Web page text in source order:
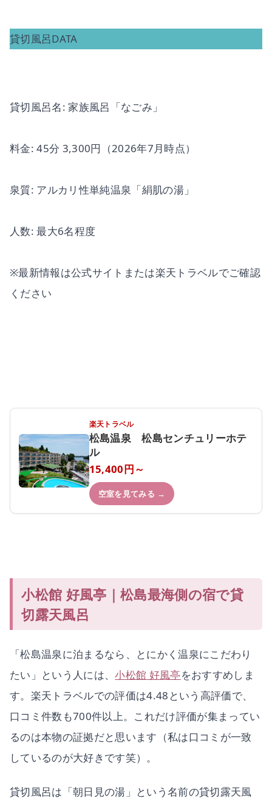
貸切風呂DATA
貸切風呂名: 家族風呂「なごみ」
料金: 45分 3,300円（2026年7月時点）
泉質: アルカリ性単純温泉「絹肌の湯」
人数: 最大6名程度
※最新情報は公式サイトまたは楽天トラベルでご確認
ください
楽天トラベル
松島温泉 松島センチュリーホテ
ル
15,400円～
空室を見てみる →
小松館 好風亭｜松島最海側の宿で貸
切露天風呂
「松島温泉に泊まるなら、とにかく温泉にこだわり
たい」という人には、小松館 好風亭をおすすめしま
す。楽天トラベルでの評価は4.48という高評価で、
口コミ件数も700件以上。これだけ評価が集まってい
るのは本物の証拠だと思います（私は口コミが一致
しているのが大好きです笑）。
貸切風呂は「朝日見の湯」という名前の貸切露天風